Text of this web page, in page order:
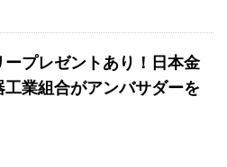
ープレゼントあり！日本金
工業組合がアンバサダーを